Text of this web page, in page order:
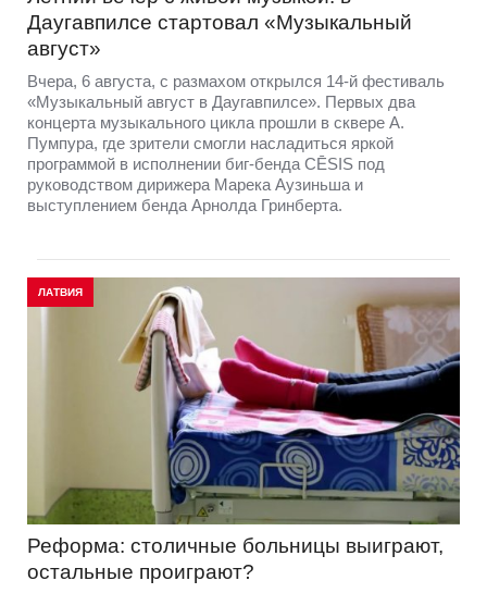
Даугавпилсе стартовал «Музыкальный
август»
Вчера, 6 августа, с размахом открылся 14-й фестиваль
«Музыкальный август в Даугавпилсе». Первых два
концерта музыкального цикла прошли в сквере А.
Пумпура, где зрители смогли насладиться яркой
программой в исполнении биг-бенда CĒSIS под
руководством дирижера Марека Аузиньша и
выступлением бенда Арнолда Гринберта.
ЛАТВИЯ
Реформа: столичные больницы выиграют,
остальные проиграют?